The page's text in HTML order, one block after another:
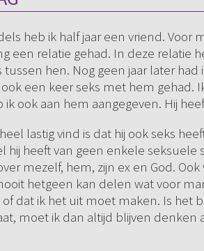
heb ik half jaar een vriend. Voor
een relatie gehad. In deze relatie
tussen hen. Nog geen jaar later
een keer seks met hem gehad.
ik ook aan hem aangegeven. Hij
lastig vind is dat hij ook seks
hij heeft van geen enkele
mezelf, hem, zijn ex en God.
hetgeen kan delen wat voor
of dat ik het uit moet maken. Is het
moet ik dan altijd blijven denken